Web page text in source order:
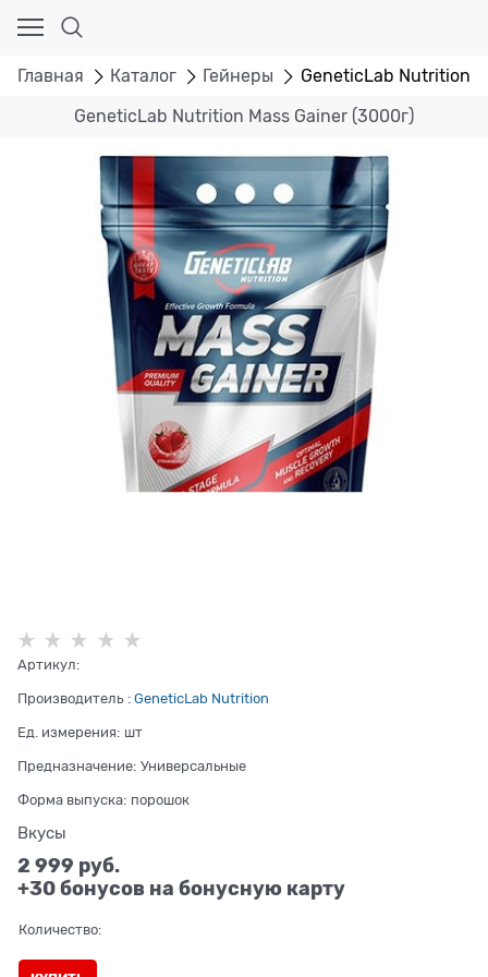
Главная Каталог Гейнеры GeneticLab Nutrition
GeneticLab Nutrition Mass Gainer (3000г)
Артикул:
Производитель : GeneticLab Nutrition
Ед. измерения: шт
Предназначение: Универсальные
Форма выпуска: порошок
Вкусы
2 999 руб.
+30 бонусов на бонусную карту
Количество: